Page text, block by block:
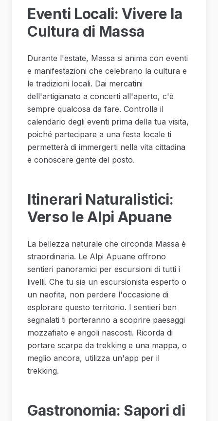
Eventi Locali: Vivere la
Cultura di Massa
Durante l'estate, Massa si anima con eventi
e manifestazioni che celebrano la cultura e
le tradizioni locali. Dai mercatini
dell'artigianato a concerti all'aperto, c'è
sempre qualcosa da fare. Controlla il
calendario degli eventi prima della tua visita,
poiché partecipare a una festa locale ti
permetterà di immergerti nella vita cittadina
e conoscere gente del posto.
Itinerari Naturalistici:
Verso le Alpi Apuane
La bellezza naturale che circonda Massa è
straordinaria. Le Alpi Apuane offrono
sentieri panoramici per escursioni di tutti i
livelli. Che tu sia un escursionista esperto o
un neofita, non perdere l'occasione di
esplorare questo territorio. I sentieri ben
segnalati ti porteranno a scoprire paesaggi
mozzafiato e angoli nascosti. Ricorda di
portare scarpe da trekking e una mappa, o
meglio ancora, utilizza un'app per il
trekking.
Gastronomia: Sapori di